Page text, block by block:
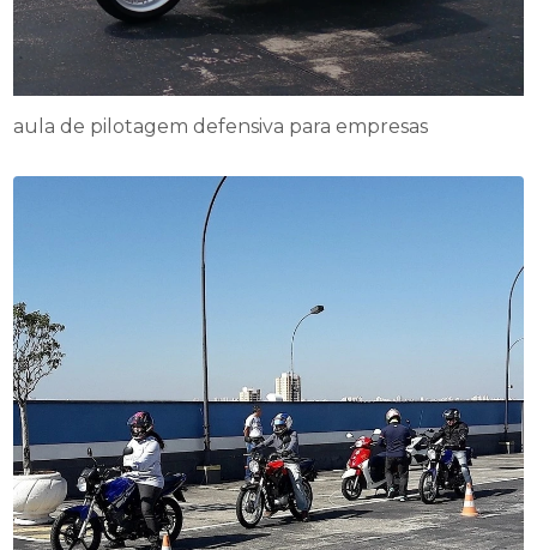
aula de pilotagem defensiva para empresas